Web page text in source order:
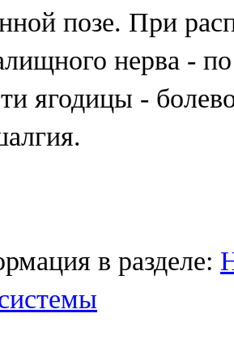
позе. При
нерва -
ягодицы -
в разделе: